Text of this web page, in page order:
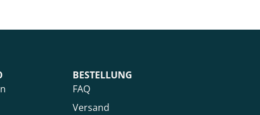
BESTELLUNG
FAQ
Versand